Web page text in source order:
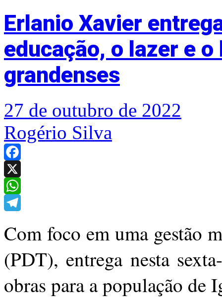
Erlanio Xavier
educação, o lazer e
grandenses
27 de outubro de 2022
Rogério Silva
Facebook
X
WhatsApp
Com foco em uma gestão
(PDT), entrega nesta
obras para a população de